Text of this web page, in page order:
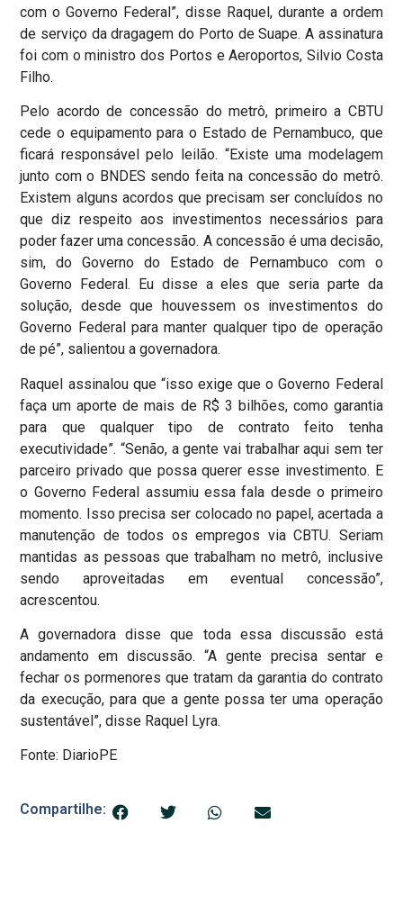
com o Governo Federal”, disse Raquel, durante a ordem
de serviço da dragagem do Porto de Suape. A assinatura
foi com o ministro dos Portos e Aeroportos, Silvio Costa
Filho.
Pelo acordo de concessão do metrô, primeiro a CBTU
cede o equipamento para o Estado de Pernambuco, que
ficará responsável pelo leilão. “Existe uma modelagem
junto com o BNDES sendo feita na concessão do metrô.
Existem alguns acordos que precisam ser concluídos no
que diz respeito aos investimentos necessários para
poder fazer uma concessão. A concessão é uma decisão,
sim, do Governo do Estado de Pernambuco com o
Governo Federal. Eu disse a eles que seria parte da
solução, desde que houvessem os investimentos do
Governo Federal para manter qualquer tipo de operação
de pé”, salientou a governadora.
Raquel assinalou que “isso exige que o Governo Federal
faça um aporte de mais de R$ 3 bilhões, como garantia
para que qualquer tipo de contrato feito tenha
executividade”. “Senão, a gente vai trabalhar aqui sem ter
parceiro privado que possa querer esse investimento. E
o Governo Federal assumiu essa fala desde o primeiro
momento. Isso precisa ser colocado no papel, acertada a
manutenção de todos os empregos via CBTU. Seriam
mantidas as pessoas que trabalham no metrô, inclusive
sendo aproveitadas em eventual concessão”,
acrescentou.
A governadora disse que toda essa discussão está
andamento em discussão. “A gente precisa sentar e
fechar os pormenores que tratam da garantia do contrato
da execução, para que a gente possa ter uma operação
sustentável”, disse Raquel Lyra.
Fonte: DiarioPE
Compartilhe: